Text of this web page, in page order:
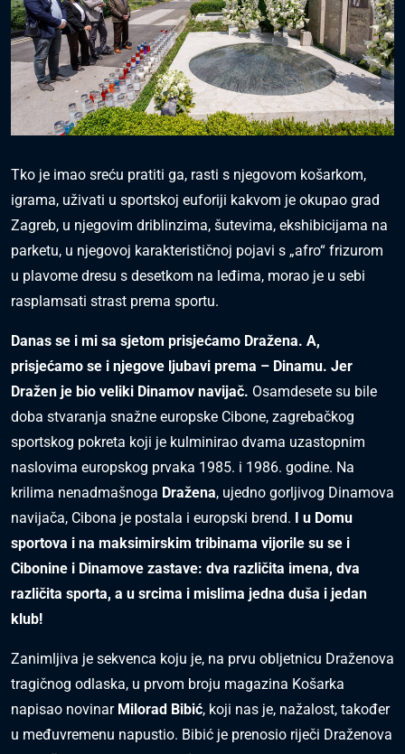
Tko je imao sreću pratiti ga, rasti s njegovom košarkom,
igrama, uživati u sportskoj euforiji kakvom je okupao grad
Zagreb, u njegovim driblinzima, šutevima, ekshibicijama na
parketu, u njegovoj karakterističnoj pojavi s „afro“ frizurom
u plavome dresu s desetkom na leđima, morao je u sebi
rasplamsati strast prema sportu.
Danas se i mi sa sjetom prisjećamo Dražena. A,
prisjećamo se i njegove ljubavi prema – Dinamu. Jer
Dražen je bio veliki Dinamov navijač. Osamdesete su bile
doba stvaranja snažne europske Cibone, zagrebačkog
sportskog pokreta koji je kulminirao dvama uzastopnim
naslovima europskog prvaka 1985. i 1986. godine. Na
krilima nenadmašnoga Dražena, ujedno gorljivog Dinamova
navijača, Cibona je postala i europski brend.
I u Domu
sportova i na maksimirskim tribinama vijorile su se i
Cibonine i Dinamove zastave: dva različita imena, dva
različita sporta, a u srcima i mislima jedna duša i jedan
klub!
Zanimljiva je sekvenca koju je, na prvu obljetnicu Draženova
tragičnog odlaska, u prvom broju magazina Košarka
napisao novinar Milorad Bibić, koji nas je, nažalost, također
u međuvremenu napustio. Bibić je prenosio riječi Draženova